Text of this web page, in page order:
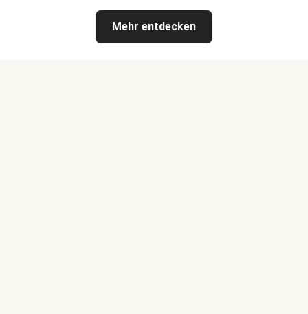
Mehr entdecken